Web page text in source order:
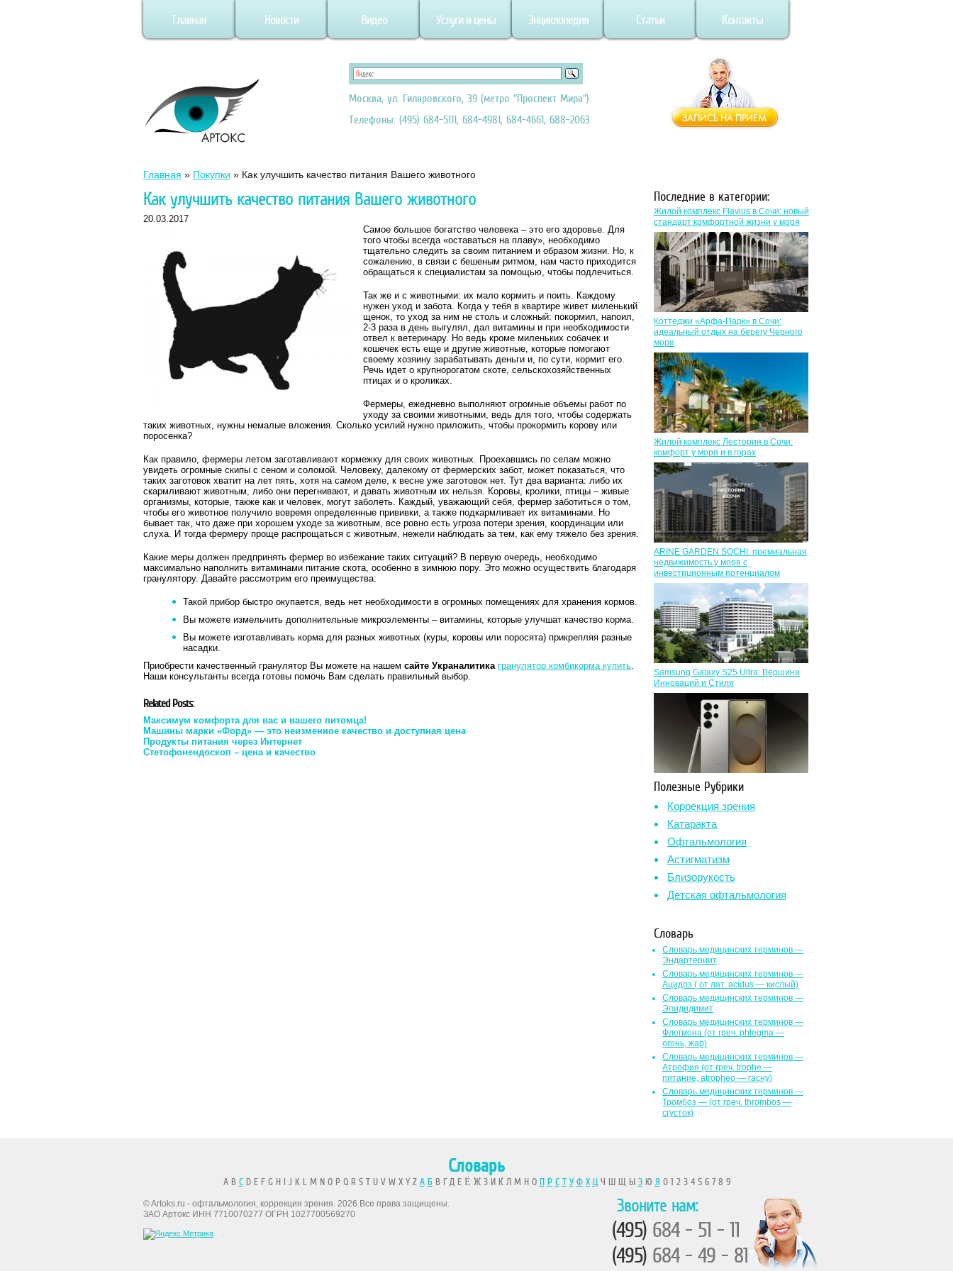
Главная Новости Видео Услуги и цены Энциклопедия Статьи Контакты
Москва, ул. Гиляровского, 39 (метро "Проспект Мира")
Телефоны: (495) 684-5111, 684-4981, 684-4661, 688-2063
Главная » Покупки » Как улучшить качество питания Вашего животного
Как улучшить качество питания Вашего животного
20.03.2017
Самое большое богатство человека – это его здоровье. Для
того чтобы всегда «оставаться на плаву», необходимо
тщательно следить за своим питанием и образом жизни. Но, к
сожалению, в связи с бешеным ритмом, нам часто приходится
обращаться к специалистам за помощью, чтобы подлечиться.
Так же и с животными: их мало кормить и поить. Каждому
нужен уход и забота. Когда у тебя в квартире живет миленький
щенок, то уход за ним не столь и сложный: покормил, напоил,
2-3 раза в день выгулял, дал витамины и при необходимости
отвел к ветеринару. Но ведь кроме миленьких собачек и
кошечек есть еще и другие животные, которые помогают
своему хозяину зарабатывать деньги и, по сути, кормит его.
Речь идет о крупнорогатом скоте, сельскохозяйственных
птицах и о кроликах.
Фермеры, ежедневно выполняют огромные объемы работ по
уходу за своими животными, ведь для того, чтобы содержать
таких животных, нужны немалые вложения. Сколько усилий нужно приложить, чтобы прокормить корову или
поросенка?
Как правило, фермеры летом заготавливают кормежку для своих животных. Проехавшись по селам можно
увидеть огромные скипы с сеном и соломой. Человеку, далекому от фермерских забот, может показаться, что
таких заготовок хватит на лет пять, хотя на самом деле, к весне уже заготовок нет. Тут два варианта: либо их
скармливают животным, либо они перегнивают, и давать животным их нельзя. Коровы, кролики, птицы – живые
организмы, которые, также как и человек, могут заболеть. Каждый, уважающий себя, фермер заботиться о том,
чтобы его животное получило вовремя определенные прививки, а также подкармливает их витаминами. Но
бывает так, что даже при хорошем уходе за животным, все ровно есть угроза потери зрения, координации или
слуха. И тогда фермеру проще распрощаться с животным, нежели наблюдать за тем, как ему тяжело без зрения.
Какие меры должен предпринять фермер во избежание таких ситуаций? В первую очередь, необходимо
максимально наполнить витаминами питание скота, особенно в зимнюю пору. Это можно осуществить благодаря
гранулятору. Давайте рассмотрим его преимущества:
Такой прибор быстро окупается, ведь нет необходимости в огромных помещениях для хранения кормов.
Вы можете измельчить дополнительные микроэлементы – витамины, которые улучшат качество корма.
Вы можете изготавливать корма для разных животных (куры, коровы или поросята) прикрепляя разные
насадки.
Приобрести качественный гранулятор Вы можете на нашем сайте Украналитика гранулятор комбикорма купить.
Наши консультанты всегда готовы помочь Вам сделать правильный выбор.
Related Posts:
Максимум комфорта для вас и вашего питомца!
Машины марки «Форд» — это неизменное качество и доступная цена
Продукты питания через Интернет
Стетофонендоскоп – цена и качество
Последние в категории:
Жилой комплекс Flavius в Сочи: новый
стандарт комфортной жизни у моря
Коттеджи «Арфа-Парк» в Сочи:
идеальный отдых на берегу Черного
моря
Жилой комплекс Лестория в Сочи:
комфорт у моря и в горах
ARINE GARDEN SOCHI: премиальная
недвижимость у моря с
инвестиционным потенциалом
Samsung Galaxy S25 Ultra: Вершина
Инноваций и Стиля
Полезные Рубрики
Коррекция зрения
Катаракта
Офтальмология
Астигматизм
Близорукость
Детская офтальмология
Словарь
Словарь медицинских терминов —
Эндартериит
Словарь медицинских терминов —
Ацидоз ( от лат. асidus — кислый)
Словарь медицинских терминов —
Эпидидимит
Словарь медицинских терминов —
Флегмона (от гpeч. phlegma —
огонь, жар)
Словарь медицинских терминов —
Атрофия (от греч. trophe —
питание, atropheo — гасну)
Словарь медицинских терминов —
Тромбоз — (от греч. thrombos —
сгусток)
Словарь
A B CD E F G H I J K L M N O P Q R S T U V W X Y Z А БВ Г Д Е Ё Ж З И К Л М Н О П Р С Т У Ф Х ЦЧ Ш Щ Ы ЭЮ Я 0 1 2 3 4 5 6 7 8 9
© Artoks.ru - офтальмология, коррекция зрения. 2026 Все права защищены.
ЗАО Артокс ИНН 7710070277 ОГРН 1027700569270
Звоните нам:
(495) 684 - 51 - 11
(495) 684 - 49 - 81